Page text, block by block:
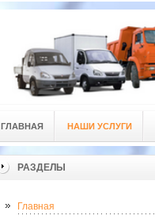
ГЛАВНАЯ НАШИ УСЛУГИ
РАЗДЕЛЫ
Главная